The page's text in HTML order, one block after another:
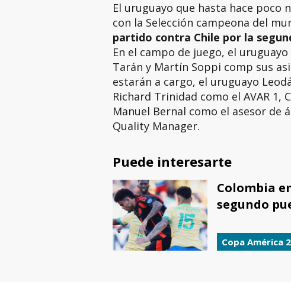
El uruguayo que hasta hace poco
con la Selección campeona del
partido contra Chile por la
En el campo de juego, el
Tarán y Martín Soppi comp sus
estarán a cargo, el uruguayo
Richard Trinidad como el AVAR 1,
Manuel Bernal como el asesor de
Quality Manager.
Puede interesarte
Colombia
segundo
Copa América